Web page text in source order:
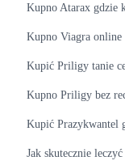
Kupno Atarax gdzie
Kupno Viagra online
Kupić Priligy tanie
Kupno Priligy bez
Kupić Prazykwantel​
Jak skutecznie